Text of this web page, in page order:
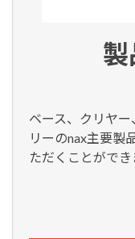
ベース、クリヤ
リーのnax主要製
ただくことができ